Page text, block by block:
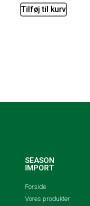
Tilføj til kurv
SEASON
IMPORT
Forside
Vores produkter